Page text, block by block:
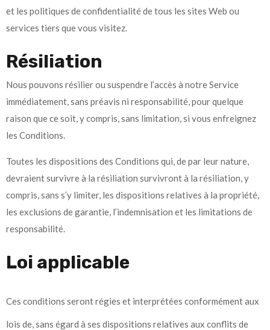
et les politiques de confidentialité de tous les sites Web ou
services tiers que vous visitez.
Résiliation
Nous pouvons résilier ou suspendre l’accès à notre Service
immédiatement, sans préavis ni responsabilité, pour quelque
raison que ce soit, y compris, sans limitation, si vous enfreignez
les Conditions.
Toutes les dispositions des Conditions qui, de par leur nature,
devraient survivre à la résiliation survivront à la résiliation, y
compris, sans s’y limiter, les dispositions relatives à la propriété,
les exclusions de garantie, l’indemnisation et les limitations de
responsabilité.
Loi applicable
Ces conditions seront régies et interprétées conformément aux
lois de, sans égard à ses dispositions relatives aux conflits de